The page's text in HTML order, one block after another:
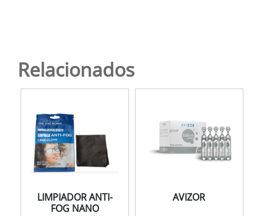
Relacionados
LIMPIADOR ANTI-
FOG NANO
AVIZOR